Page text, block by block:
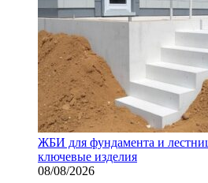
ЖБИ для фундамента и
ключевые изделия
08/08/2026